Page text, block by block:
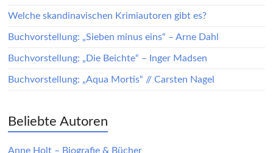
Welche skandinavischen Krimiautoren gibt es?
Buchvorstellung: „Sieben minus eins“ – Arne Dahl
Buchvorstellung: „Die Beichte“ – Inger Madsen
Buchvorstellung: „Aqua Mortis“ // Carsten Nagel
Beliebte Autoren
Anne Holt – Biografie & Bücher